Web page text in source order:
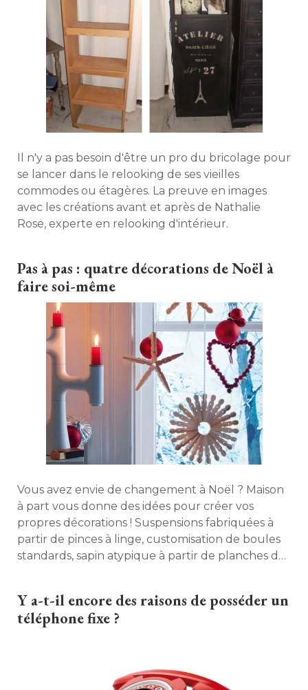
Il n'y a pas besoin d'être un pro du bricolage pour
se lancer dans le relooking de ses vieilles
commodes ou étagères. La preuve en images
avec les créations avant et après de Nathalie
Rose, experte en relooking d'intérieur.
Pas à pas : quatre décorations de Noël à
faire soi-même
Vous avez envie de changement à Noël ? Maison
à part vous donne des idées pour créer vos
propres décorations ! Suspensions fabriquées à
partir de pinces à linge, customisation de boules
standards, sapin atypique à partir de planches de
Y a-t-il encore des raisons de posséder un
téléphone fixe ?